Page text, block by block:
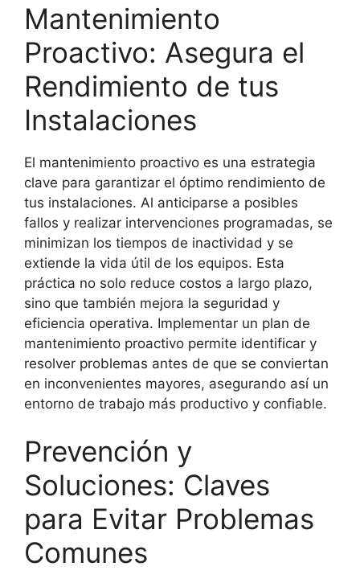
Mantenimiento
Proactivo: Asegura el
Rendimiento de tus
Instalaciones
El mantenimiento proactivo es una estrategia
clave para garantizar el óptimo rendimiento de
tus instalaciones. Al anticiparse a posibles
fallos y realizar intervenciones programadas, se
minimizan los tiempos de inactividad y se
extiende la vida útil de los equipos. Esta
práctica no solo reduce costos a largo plazo,
sino que también mejora la seguridad y
eficiencia operativa. Implementar un plan de
mantenimiento proactivo permite identificar y
resolver problemas antes de que se conviertan
en inconvenientes mayores, asegurando así un
entorno de trabajo más productivo y confiable.
Prevención y
Soluciones: Claves
para Evitar Problemas
Comunes